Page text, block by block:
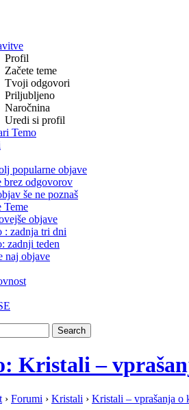
Profil
Začete teme
Tvoji odgovori
Priljubljeno
Naročnina
Uredi si profil
Temo
popularne objave
brez odgovorov
še ne poznaš
Teme
objave
: zadnja tri dni
zadnji teden
naj objave
Kristali –
› Forumi › Kristali › Kristali – vprašanja o